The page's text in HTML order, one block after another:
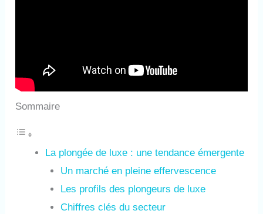
Sommaire
La plongée de luxe : une tendance émergente
Un marché en pleine effervescence
Les profils des plongeurs de luxe
Chiffres clés du secteur